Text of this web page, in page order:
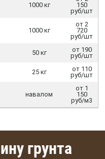
1000 кг
150
руб/шт
1000 кг
от 2
720
руб/шт
50 кг
от 190
руб/шт
25 кг
от 110
руб/шт
навалом
от 1
150
руб/м3
грунта